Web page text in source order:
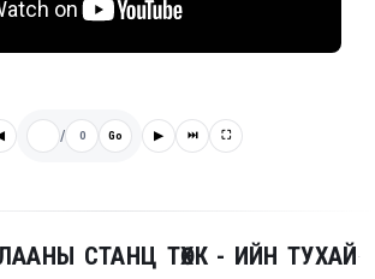
/ 0 Go ▶ ⏭ ⛶
СТАНЦ ТӨХК - ИЙН ТУХАЙ